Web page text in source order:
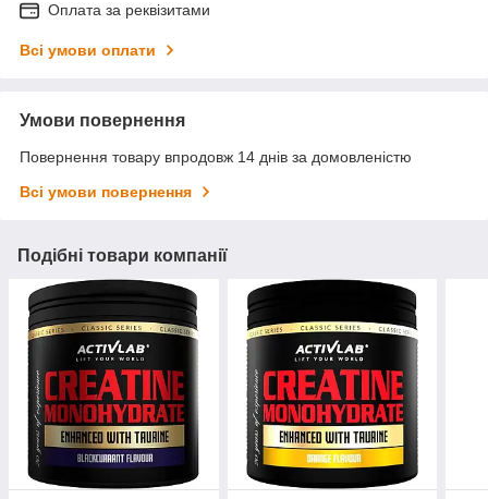
Оплата за реквізитами
Всі умови оплати
Умови повернення
Повернення товару впродовж 14 днів за домовленістю
Всі умови повернення
Подібні товари компанії